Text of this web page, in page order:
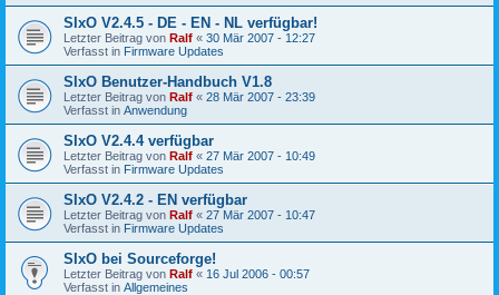
SIxO V2.4.5 - DE - EN - NL verfügbar!
Letzter Beitrag von Ralf « 30 Mär 2007 - 12:27
Verfasst in Firmware Updates
SIxO Benutzer-Handbuch V1.8
Letzter Beitrag von Ralf « 28 Mär 2007 - 23:39
Verfasst in Anwendung
SIxO V2.4.4 verfügbar
Letzter Beitrag von Ralf « 27 Mär 2007 - 10:49
Verfasst in Firmware Updates
SIxO V2.4.2 - EN verfügbar
Letzter Beitrag von Ralf « 27 Mär 2007 - 10:47
Verfasst in Firmware Updates
SIxO bei Sourceforge!
Letzter Beitrag von Ralf « 16 Jul 2006 - 00:57
Verfasst in Allgemeines